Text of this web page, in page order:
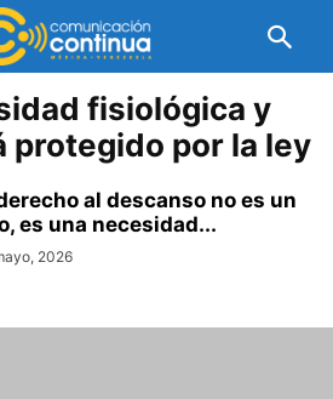
fisiológica y
protegido por la ley
al descanso no es un
es una necesidad...
2026